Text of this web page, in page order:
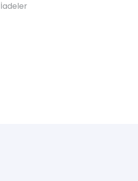
İadeler